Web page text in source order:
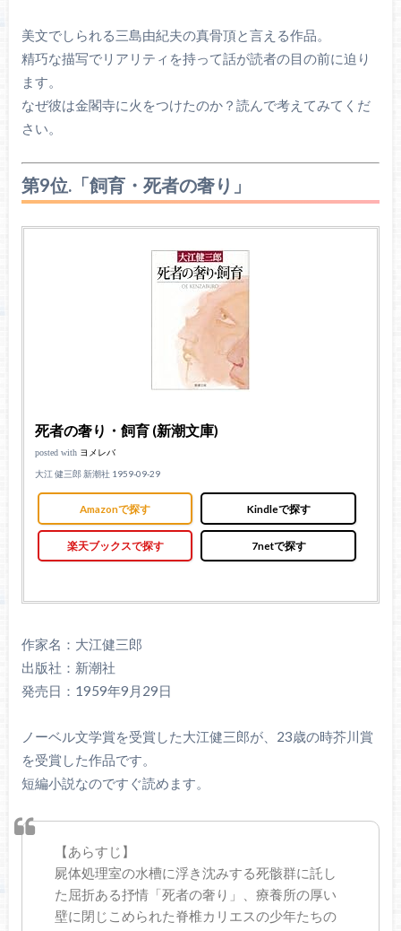
美文でしられる三島由紀夫の真骨頂と言える作品。
精巧な描写でリアリティを持って話が読者の目の前に迫り
ます。
なぜ彼は金閣寺に火をつけたのか？読んで考えてみてくだ
さい。
第9位.「飼育・死者の奢り」
死者の奢り・飼育 (新潮文庫)
posted with ヨメレバ
大江 健三郎 新潮社 1959-09-29
Amazonで探す Kindleで探す
楽天ブックスで探す 7netで探す
作家名：大江健三郎
出版社：新潮社
発売日：1959年9月29日
ノーベル文学賞を受賞した大江健三郎が、23歳の時芥川賞
を受賞した作品です。
短編小説なのですぐ読めます。
【あらすじ】
屍体処理室の水槽に浮き沈みする死骸群に託し
た屈折ある抒情「死者の奢り」、療養所の厚い
壁に閉じこめられた脊椎カリエスの少年たちの